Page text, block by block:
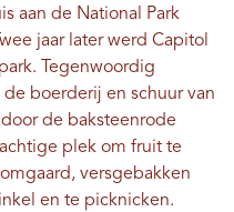
aan de National Park
jaar later werd Capitol
Tegenwoordig
boerderij en schuur van
de baksteenrode
plek om fruit te
versgebakken
en te picknicken.